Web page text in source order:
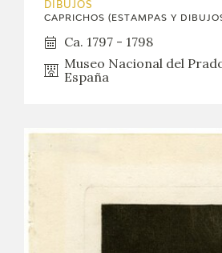
DIBUJOS
CAPRICHOS (ESTAMPAS Y
Ca. 1797 - 1798
Museo Nacional del
España